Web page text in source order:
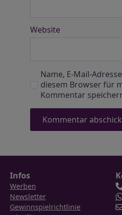
Website
Name, E-Mail-
diesem Browser für
Kommentar
Infos
Werben
Newsletter
Gewinnspielrichtlinie